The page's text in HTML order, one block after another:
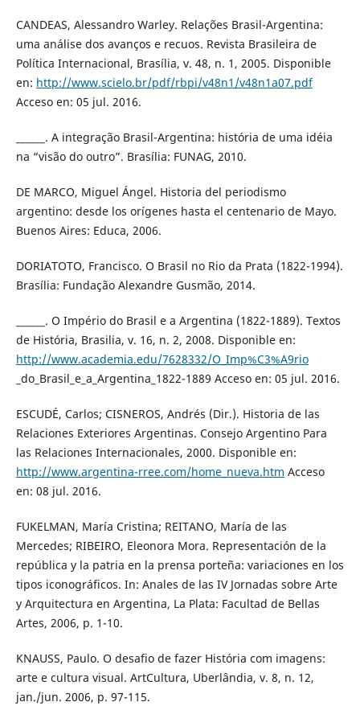
CANDEAS, Alessandro Warley. Relações Brasil-Argentina:
uma análise dos avanços e recuos. Revista Brasileira de
Política Internacional, Brasília, v. 48, n. 1, 2005. Disponible
en: http://www.scielo.br/pdf/rbpi/v48n1/v48n1a07.pdf
Acceso en: 05 jul. 2016.
______. A integração Brasil-Argentina: história de uma idéia
na “visão do outro”. Brasília: FUNAG, 2010.
DE MARCO, Miguel Ángel. Historia del periodismo
argentino: desde los orígenes hasta el centenario de Mayo.
Buenos Aires: Educa, 2006.
DORIATOTO, Francisco. O Brasil no Rio da Prata (1822-1994).
Brasília: Fundação Alexandre Gusmão, 2014.
______. O Império do Brasil e a Argentina (1822-1889). Textos
de História, Brasilia, v. 16, n. 2, 2008. Disponible en:
http://www.academia.edu/7628332/O_Imp%C3%A9rio
_do_Brasil_e_a_Argentina_1822-1889 Acceso en: 05 jul. 2016.
ESCUDÉ, Carlos; CISNEROS, Andrés (Dir.). Historia de las
Relaciones Exteriores Argentinas. Consejo Argentino Para
las Relaciones Internacionales, 2000. Disponible en:
http://www.argentina-rree.com/home_nueva.htm Acceso
en: 08 jul. 2016.
FUKELMAN, María Cristina; REITANO, María de las
Mercedes; RIBEIRO, Eleonora Mora. Representación de la
república y la patria en la prensa porteña: variaciones en los
tipos iconográficos. In: Anales de las IV Jornadas sobre Arte
y Arquitectura en Argentina, La Plata: Facultad de Bellas
Artes, 2006, p. 1-10.
KNAUSS, Paulo. O desafio de fazer História com imagens:
arte e cultura visual. ArtCultura, Uberlândia, v. 8, n. 12,
jan./jun. 2006, p. 97-115.